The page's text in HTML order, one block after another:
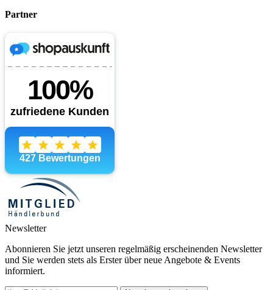
Partner
Newsletter
Abonnieren Sie jetzt unseren regelmäßig erscheinenden Newsletter
und Sie werden stets als Erster über neue Angebote & Events
informiert.